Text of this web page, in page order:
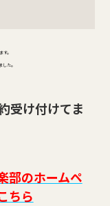
す。
した。
受け付けてま
部のホームペ
ちら